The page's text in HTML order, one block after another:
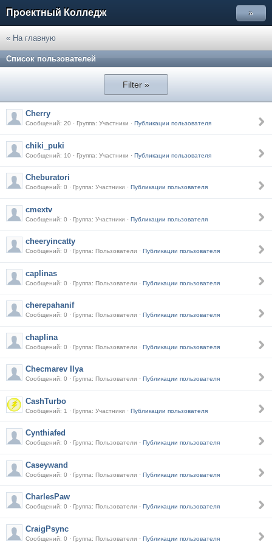
Проектный Колледж »
« На главную
Список пользователей
Filter »
Cherry
Сообщений: 20 · Группа: Участники · Публикации пользователя
chiki_puki
Сообщений: 10 · Группа: Участники · Публикации пользователя
Cheburatori
Сообщений: 0 · Группа: Участники · Публикации пользователя
cmextv
Сообщений: 0 · Группа: Участники · Публикации пользователя
cheeryincatty
Сообщений: 0 · Группа: Пользователи · Публикации пользователя
caplinas
Сообщений: 0 · Группа: Пользователи · Публикации пользователя
cherepahanif
Сообщений: 0 · Группа: Пользователи · Публикации пользователя
chaplina
Сообщений: 0 · Группа: Пользователи · Публикации пользователя
Checmarev Ilya
Сообщений: 0 · Группа: Пользователи · Публикации пользователя
CashTurbo
Сообщений: 1 · Группа: Участники · Публикации пользователя
Cynthiafed
Сообщений: 0 · Группа: Пользователи · Публикации пользователя
Caseywand
Сообщений: 0 · Группа: Пользователи · Публикации пользователя
CharlesPaw
Сообщений: 0 · Группа: Пользователи · Публикации пользователя
CraigPsync
Сообщений: 0 · Группа: Пользователи · Публикации пользователя